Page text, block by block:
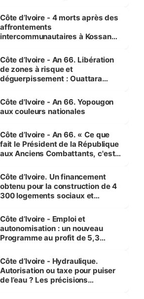
générations futures »
Côte d’Ivoire - 4 morts après des
affrontements
intercommunautaires à Kossandji
milieu des sinistrés
Côte d’Ivoire - An 66. Libération
de zones à risque et
déguerpissement : Ouattara
l'Etat de droit pour préserver les
vies humaines »
Côte d'Ivoire - An 66. Yopougon
aux couleurs nationales
Côte d’Ivoire - An 66. « Ce que
fait le Président de la République
aux Anciens Combattants, c'est
Côte d’Ivoire. Un financement
obtenu pour la construction de 4
300 logements sociaux et
et Yamoussoukro
Côte d’Ivoire - Emploi et
autonomisation : un nouveau
Programme au profit de 5,3
Côte d’Ivoire - Hydraulique.
Autorisation ou taxe pour puiser
de l’eau ? Les précisions